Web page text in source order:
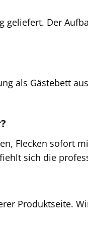
Der
als Gästebett
Flecken sofort
sich die
Produktseite.